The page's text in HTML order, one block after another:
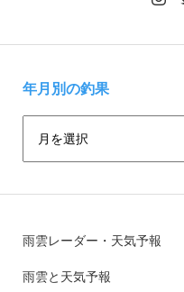
年月別の釣果
雨雲レーダー・天気予報
雨雲と天気予報